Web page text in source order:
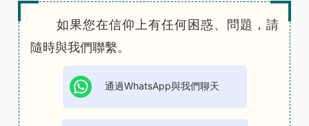
如果您在信仰上有任何困惑、問題，請
隨時與我們聯繫。
通過WhatsApp與我們聊天